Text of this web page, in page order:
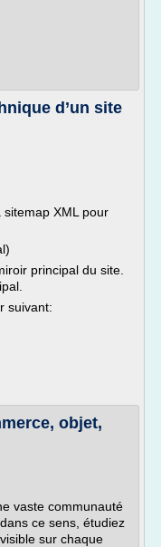
d’un site
XML pour
principal du site.
suivant:
objet,
vaste communauté
ce sens, étudiez
sur chaque